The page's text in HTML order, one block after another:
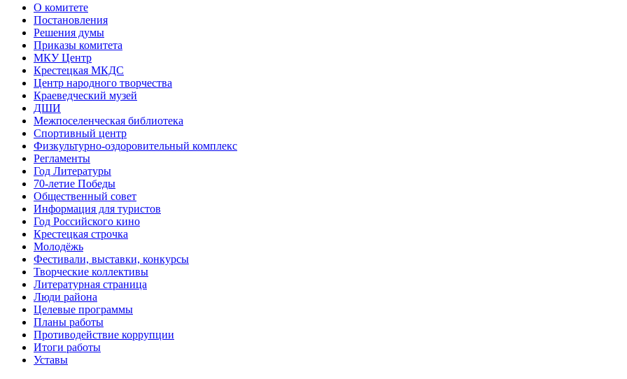
О комитете
Постановления
Решения думы
Приказы комитета
МКУ Центр
Крестецкая МКДС
Центр народного творчества
Краеведческий музей
ДШИ
Межпоселенческая библиотека
Спортивный центр
Физкультурно-оздоровительный комплекс
Регламенты
Год Литературы
70-летие Победы
Общественный совет
Информация для туристов
Год Российского кино
Крестецкая строчка
Молодёжь
Фестивали, выставки, конкурсы
Творческие коллективы
Литературная страница
Люди района
Целевые программы
Планы работы
Противодействие коррупции
Итоги работы
Уставы